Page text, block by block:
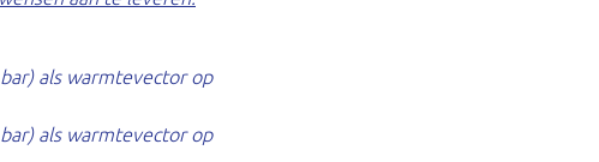
als warmtevector op
als warmtevector op